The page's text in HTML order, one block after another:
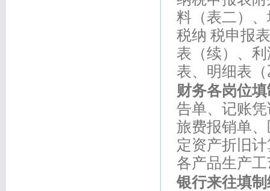
料（表二）
税纳 税申报
表（续）、
表、明细表
财务各岗位
告单、记账
旅费报销单
定资产折旧
各产品生产
银行来往填